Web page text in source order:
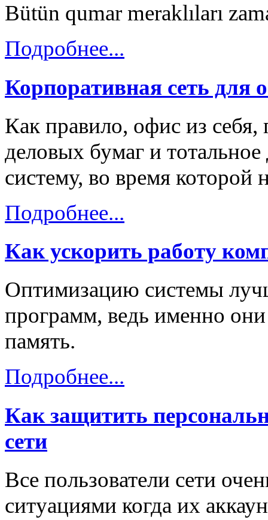
Bütün qumar meraklıları
Подробнее...
Корпоративная сеть для
Как правило, офис из себя,
деловых бумаг и
систему, во время
Подробнее...
Как ускорить работу
Оптимизацию системы
программ, ведь именно
память.
Подробнее...
Как защитить
сети
Все пользователи сети
ситуациями когда их